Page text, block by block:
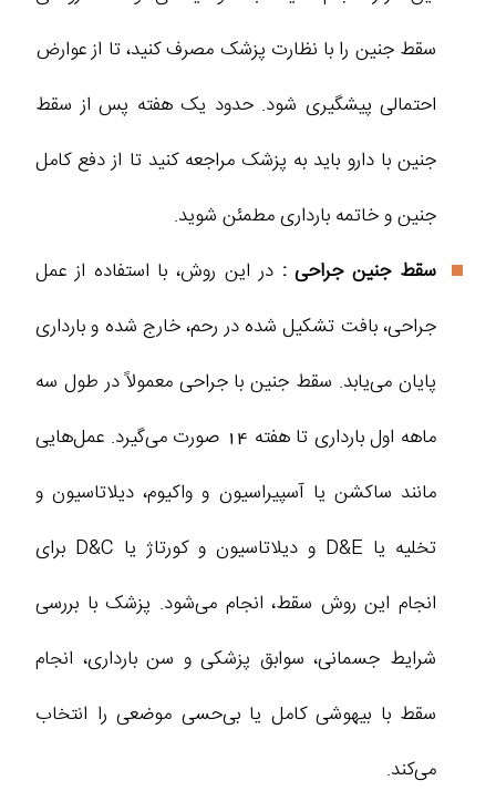
سقط جنین را با نظارت پزشک مصرف کنید، تا از عوارض
احتمالی پیشگیری شود. حدود یک هفته پس از سقط
جنین با دارو باید به پزشک مراجعه کنید تا از دفع کامل
جنین و خاتمه بارداری مطمئن شوید.
سقط جنین جراحی : در این روش، با استفاده از عمل
جراحی، بافت تشکیل شده در رحم، خارج شده و بارداری
پایان می‌یابد. سقط جنین با جراحی معمولاً در طول سه
ماهه اول بارداری تا هفته 14 صورت می‌گیرد. عمل‌هایی
مانند ساکشن یا آسپیراسیون و واکیوم، دیلاتاسیون و
تخلیه یا D&E و دیلاتاسیون و کورتاژ یا D&C برای
انجام این روش سقط، انجام می‌شود. پزشک با بررسی
شرایط جسمانی، سوابق پزشکی و سن بارداری، انجام
سقط با بیهوشی کامل یا بی‌حسی موضعی را انتخاب
می‌کند.